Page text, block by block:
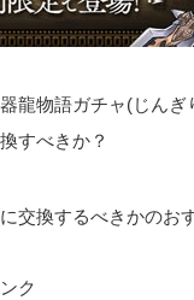
龍物語ガチャ(じん
すべきか？
交換するべきかのお
ク